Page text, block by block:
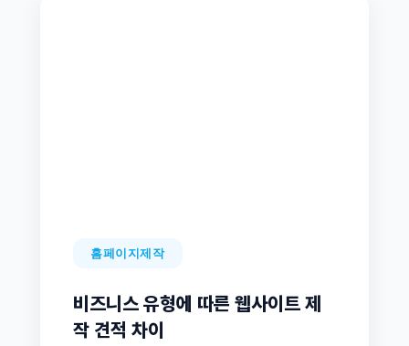
홈페이지제작
비즈니스 유형에 따른 웹사이트 제
작 견적 차이